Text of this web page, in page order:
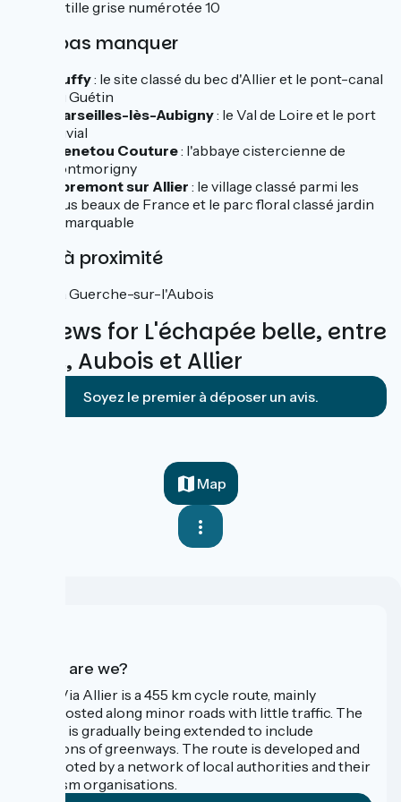
une pastille grise numérotée 10
À ne pas manquer
Cuffy: le site classé du bec d'Allier et le pont-canal
du Guétin
Marseilles-lès-Aubigny: le Val de Loire et le port
fluvial
Menetou Couture: l'abbaye cistercienne de
Fontmorigny
Apremont sur Allier : le village classé parmi les
plus beaux de France et le parc floral classé jardin
remarquable
Gare à proximité
La Guerche-sur-l'Aubois
Reviews for L'échapée belle, entre
Loire, Aubois et Allier
Soyez le premier à déposer un avis.
Map
Who are we?
The Via Allier is a 455 km cycle route, mainly
signposted along minor roads with little traffic. The
route is gradually being extended to include
sections of greenways. The route is developed and
promoted by a network of local authorities and their
tourism organisations.